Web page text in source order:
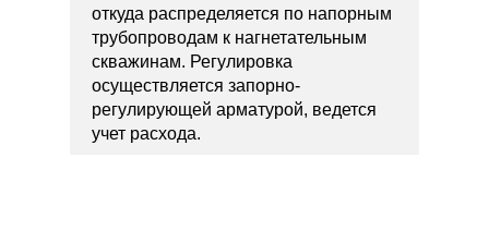
откуда распределяется по напорным
трубопроводам к нагнетательным
скважинам. Регулировка
осуществляется запорно-
регулирующей арматурой, ведется
учет расхода.